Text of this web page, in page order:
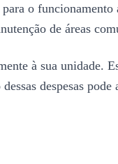
o
de áreas
à sua
despesas